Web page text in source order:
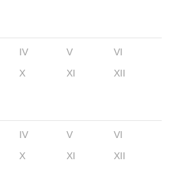
IV V
VI
X XI XII
IV V
VI
X XI XII